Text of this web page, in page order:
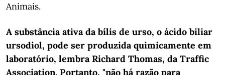
Animais.
A substância ativa da bílis de urso, o ácido biliar
ursodiol, pode ser produzida quimicamente em
laboratório, lembra Richard Thomas, da Traffic
Association. Portanto, "não há razão para